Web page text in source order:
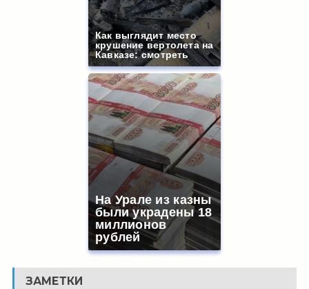
Как выглядит место
крушение вертолета на
Кавказе: смотреть
На Урале из казны
были украдены 18
миллионов
рублей
ЗАМЕТКИ